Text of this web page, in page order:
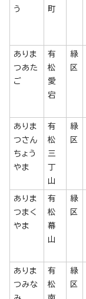
う
町
ありま
つあた
ご
有
松
愛
宕
緑
区
ありま
つさん
ちょう
やま
有
松
三
丁
山
緑
区
ありま
つまく
やま
有
松
幕
山
緑
区
ありま
つみな
有
松
緑
区